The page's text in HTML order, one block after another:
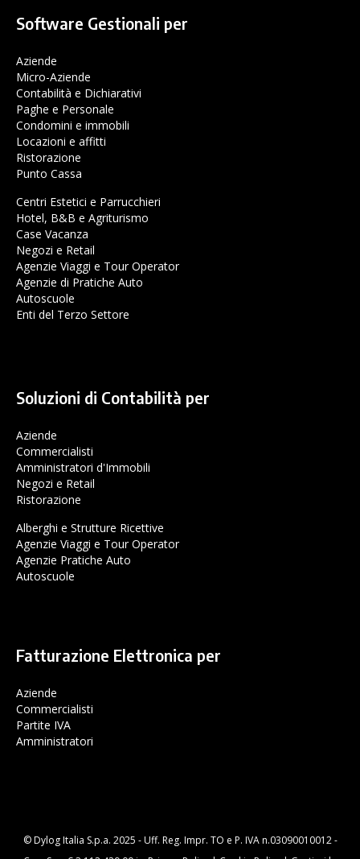
Software Gestionali per
Aziende
Micro-Aziende
Contabilità e Dichiarativi
Paghe e Personale
Condomini e immobili
Locazioni e affitti
Ristorazione
Punto Cassa
Centri Estetici e Parrucchieri
Hotel, B&B e Agriturismo
Case Vacanza
Negozi e Retail
Agenzie Viaggi e Tour Operator
Agenzie di Pratiche Auto
Autoscuole
Enti del Terzo Settore
Soluzioni di Contabilità per
Aziende
Commercialisti
Amministratori d'Immobili
Negozi e Retail
Ristorazione
Alberghi e Strutture Ricettive
Agenzie Viaggi e Tour Operator
Agenzie Pratiche Auto
Autoscuole
Fatturazione Elettronica per
Aziende
Commercialisti
Partite IVA
Amministratori
© Dylog Italia S.p.a. 2025 - Uff. Reg. Impr. TO e P. IVA n.03090010012 -